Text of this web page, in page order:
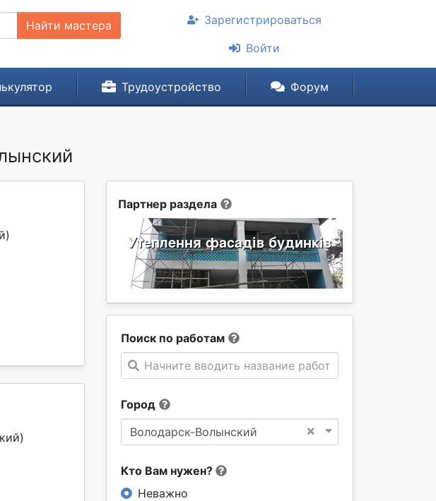
Найти мастера
Зарегистрироваться
Войти
Трудоустройство Форум
Партнер раздела
Поиск по работам
Начните вводить название работы
Город
×
Володарск-Волынский
Кто Вам нужен?
Неважно